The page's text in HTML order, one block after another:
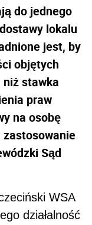
do jednego
lokalu
jest, by
objętych
niż stawka
praw
na osobę
Sąd
WSA
działalność